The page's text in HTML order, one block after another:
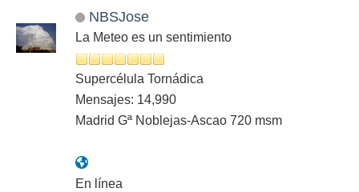
NBSJose
La Meteo es un sentimiento
Supercélula Tornádica
Mensajes: 14,990
Madrid Gª Noblejas-Ascao 720 msm
En línea